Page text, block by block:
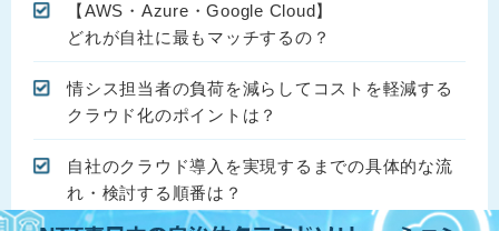
【AWS・Azure・Google Cloud】
どれが自社に最もマッチするの？
情シス担当者の負荷を減らしてコストを軽減する
クラウド化のポイントは？
自社のクラウド導入を実現するまでの具体的な流
れ・検討する順番は？